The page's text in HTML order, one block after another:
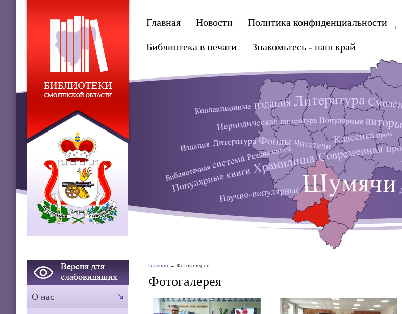
Главная Новости Политика конфиденциальности
Библиотека в печати Знакомьтесь - наш край
Главная Фотогалерея
Фотогалерея
О нас